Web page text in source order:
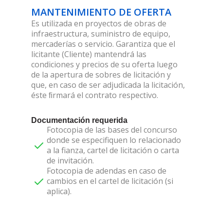
MANTENIMIENTO DE OFERTA
Es utilizada en proyectos de obras de
infraestructura, suministro de equipo,
mercaderías o servicio. Garantiza que el
licitante (Cliente) mantendrá las
condiciones y precios de su oferta luego
de la apertura de sobres de licitación y
que, en caso de ser adjudicada la licitación,
éste ﬁrmará el contrato respectivo.
Documentación requerida
Fotocopia de las bases del concurso
donde se especifiquen lo relacionado
a la fianza, cartel de licitación o carta
de invitación.
Fotocopia de adendas en caso de
cambios en el cartel de licitación (si
aplica).